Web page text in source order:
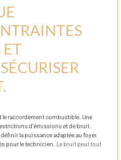
ET
le raccordement combustible. Une
d’émissions et de bruit.
la puissance adaptée au foyer.
pour le technicien. Le bruit peut tout